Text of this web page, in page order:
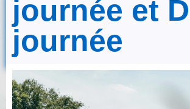
journée et
journée